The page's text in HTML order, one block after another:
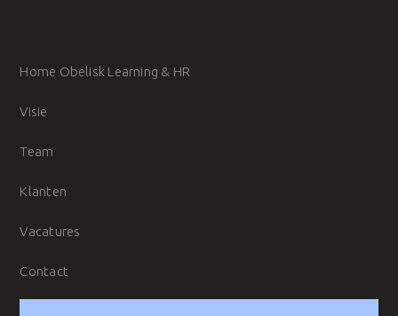
Home Obelisk Learning & HR
Visie
Team
Klanten
Vacatures
Contact